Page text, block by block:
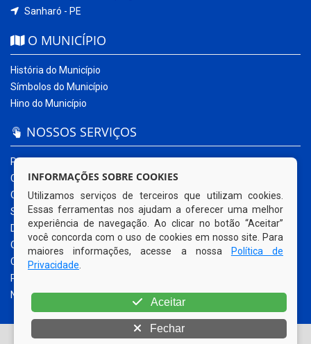
Sanharó - PE
O MUNICÍPIO
História do Município
Símbolos do Município
Hino do Município
NOSSOS SERVIÇOS
Portal da Transparência
Carta de Serviços ao Usuário
Ouvidoria Municipal
Sistema Eletrônico – e-SIC
Diário Oficial
Quadro de Avisos
Contracheque Online
Portal do Contribuinte
Nota Fiscal Eletrônica
© Copyright 2026 Prefeitura Municipal de Sanharó | Todos os
INFORMAÇÕES SOBRE COOKIES
Utilizamos serviços de terceiros que utilizam cookies.
Essas ferramentas nos ajudam a oferecer uma melhor
experiência de navegação. Ao clicar no botão “Aceitar”
você concorda com o uso de cookies em nosso site. Para
maiores informações, acesse a nossa
Política de
Privacidade
Aceitar
Fechar